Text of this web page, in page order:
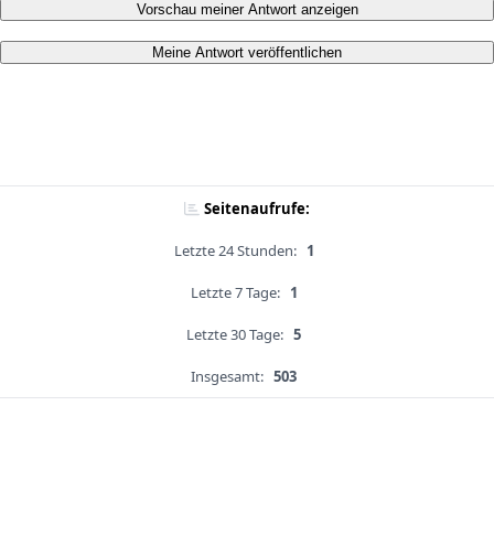
Vorschau meiner Antwort anzeigen
Meine Antwort veröffentlichen
Seitenaufrufe:
Letzte 24 Stunden: 1
Letzte 7 Tage: 1
Letzte 30 Tage: 5
Insgesamt: 503